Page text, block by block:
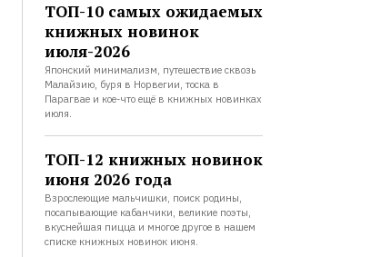
ТОП-10 самых ожидаемых
книжных новинок
июля-2026
Японский минимализм, путешествие сквозь
Малайзию, буря в Норвегии, тоска в
Парагвае и кое-что ещё в книжных новинках
июля.
ТОП-12 книжных новинок
июня 2026 года
Взрослеющие мальчишки, поиск родины,
посапывающие кабанчики, великие поэты,
вкуснейшая пицца и многое другое в нашем
списке книжных новинок июня.